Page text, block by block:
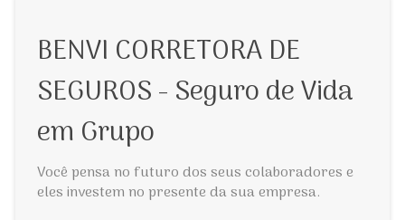
BENVI CORRETORA DE
SEGUROS - Seguro de Vida
em Grupo
Você pensa no futuro dos seus colaboradores e
eles investem no presente da sua empresa.